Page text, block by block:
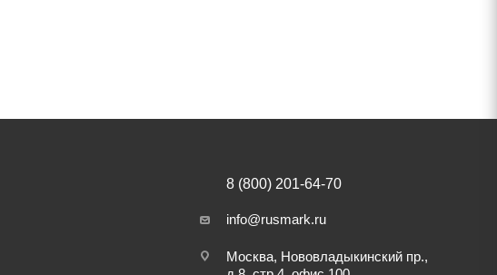
8 (800) 201-64-70
info@rusmark.ru
Москва, Нововладыкинский пр.,